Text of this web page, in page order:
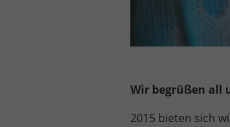
Wir begrüßen all
2015 bieten sich